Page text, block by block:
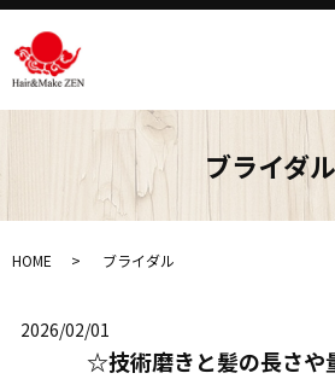
ブライダル
HOME ブライダル
2026/02/01
☆技術磨きと髪の長さ